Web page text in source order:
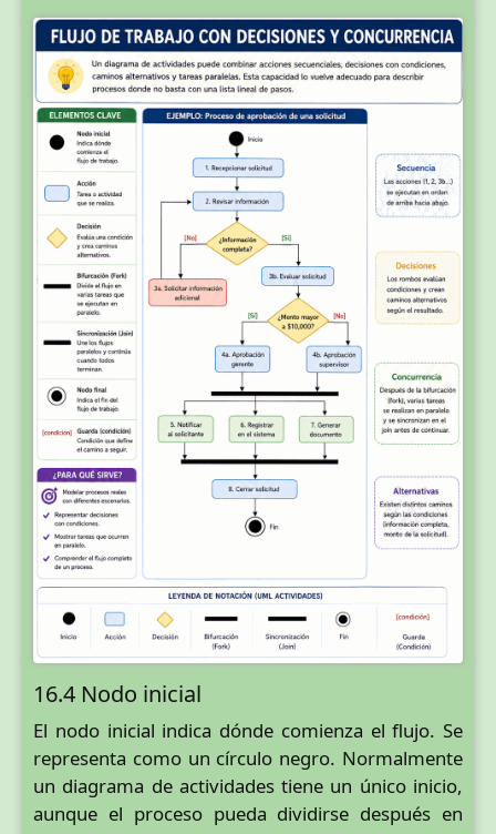
16.4 Nodo inicial
El nodo inicial indica dónde comienza el flujo. Se
representa como un círculo negro. Normalmente
un diagrama de actividades tiene un único inicio,
aunque el proceso pueda dividirse después en